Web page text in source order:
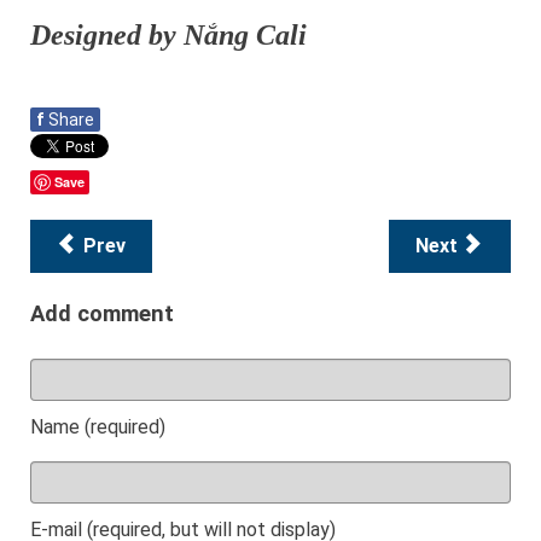
Designed by Nắng Cali
f Share
Save
Prev Next
Add comment
Name (required)
E-mail (required, but will not display)